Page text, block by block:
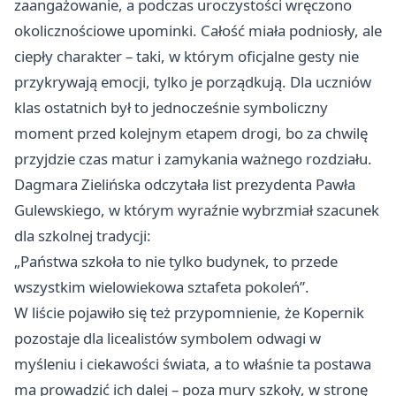
zaangażowanie, a podczas uroczystości wręczono
okolicznościowe upominki. Całość miała podniosły, ale
ciepły charakter – taki, w którym oficjalne gesty nie
przykrywają emocji, tylko je porządkują. Dla uczniów
klas ostatnich był to jednocześnie symboliczny
moment przed kolejnym etapem drogi, bo za chwilę
przyjdzie czas matur i zamykania ważnego rozdziału.
Dagmara Zielińska odczytała list prezydenta Pawła
Gulewskiego, w którym wyraźnie wybrzmiał szacunek
dla szkolnej tradycji:
„Państwa szkoła to nie tylko budynek, to przede
wszystkim wielowiekowa sztafeta pokoleń”.
W liście pojawiło się też przypomnienie, że Kopernik
pozostaje dla licealistów symbolem odwagi w
myśleniu i ciekawości świata, a to właśnie ta postawa
ma prowadzić ich dalej – poza mury szkoły, w stronę